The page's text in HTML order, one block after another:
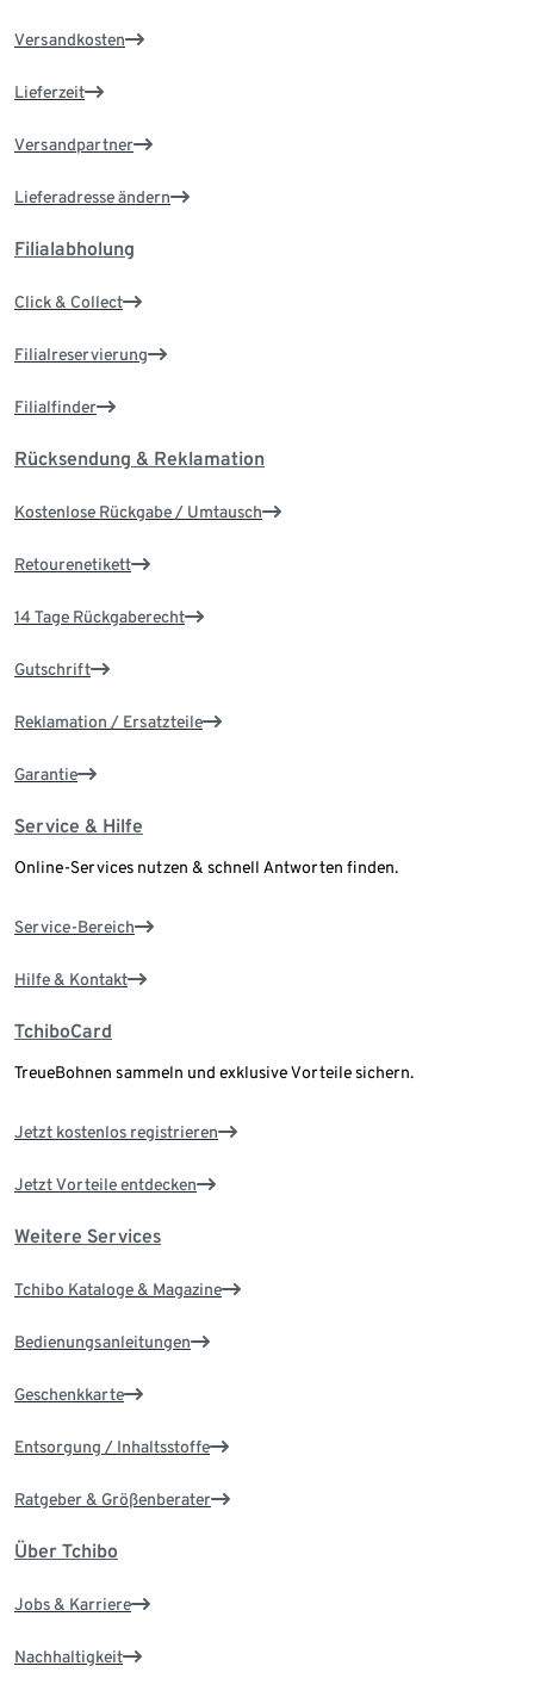
Versandkosten
Lieferzeit
Versandpartner
Lieferadresse ändern
Filialabholung
Click & Collect
Filialreservierung
Filialfinder
Rücksendung & Reklamation
Kostenlose Rückgabe / Umtausch
Retourenetikett
14 Tage Rückgaberecht
Gutschrift
Reklamation / Ersatzteile
Garantie
Service & Hilfe
Online-Services nutzen & schnell Antworten finden.
Service-Bereich
Hilfe & Kontakt
TchiboCard
TreueBohnen sammeln und exklusive Vorteile sichern.
Jetzt kostenlos registrieren
Jetzt Vorteile entdecken
Weitere Services
Tchibo Kataloge & Magazine
Bedienungsanleitungen
Geschenkkarte
Entsorgung / Inhaltsstoffe
Ratgeber & Größenberater
Über Tchibo
Jobs & Karriere
Nachhaltigkeit